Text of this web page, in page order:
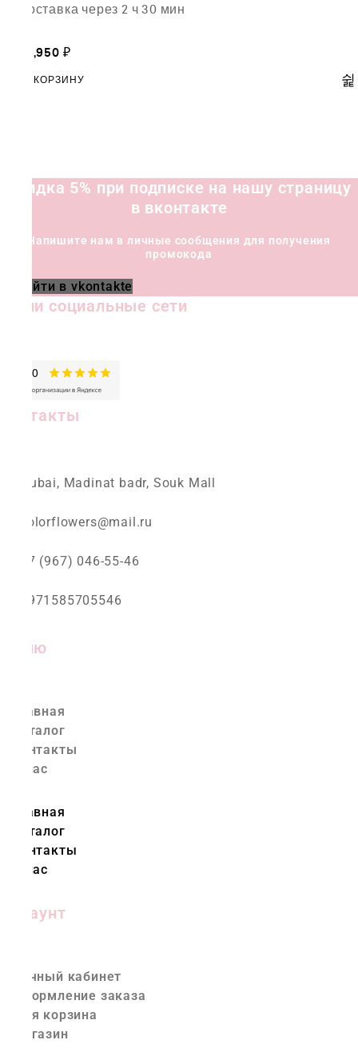
доставка через 2 ч 30 мин
13,950 ₽
В КОРЗИНУ
Скидка 5% при подписке на нашу страницу
в вконтакте
Напишите нам в личные сообщения для получения
промокода
Перейти в vkontakte
Наши социальные сети
Контакты
Dubai, Madinat badr, Souk Mall
colorflowers@mail.ru
+7 (967) 046-55-46
+971585705546
Меню
Главная
Каталог
Контакты
О нас
Главная
Каталог
Контакты
О нас
Аккаунт
Личный кабинет
Оформление заказа
Моя корзина
Магазин